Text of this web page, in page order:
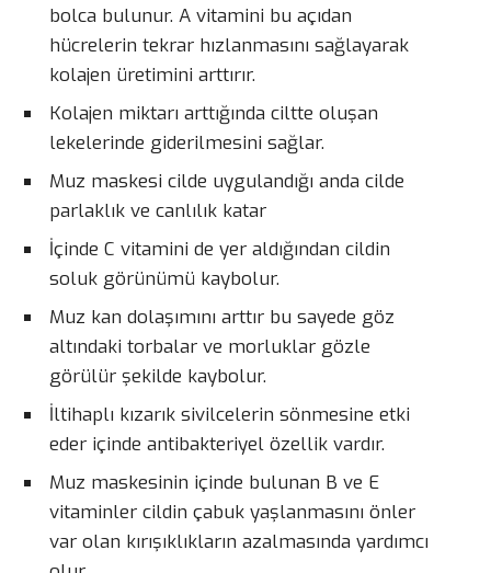
bolca bulunur. A vitamini bu açıdan
hücrelerin tekrar hızlanmasını sağlayarak
kolajen üretimini arttırır.
Kolajen miktarı arttığında ciltte oluşan
lekelerinde giderilmesini sağlar.
Muz maskesi cilde uygulandığı anda cilde
parlaklık ve canlılık katar
İçinde C vitamini de yer aldığından cildin
soluk görünümü kaybolur.
Muz kan dolaşımını arttır bu sayede göz
altındaki torbalar ve morluklar gözle
görülür şekilde kaybolur.
İltihaplı kızarık sivilcelerin sönmesine etki
eder içinde antibakteriyel özellik vardır.
Muz maskesinin içinde bulunan B ve E
vitaminler cildin çabuk yaşlanmasını önler
var olan kırışıklıkların azalmasında yardımcı